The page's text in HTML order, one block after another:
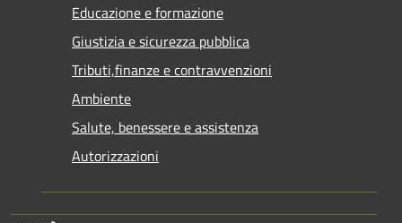
Educazione e formazione
Giustizia e sicurezza pubblica
Tributi,finanze e contravvenzioni
Ambiente
Salute, benessere e assistenza
Autorizzazioni